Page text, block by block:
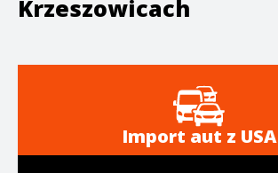
Krzeszowicach
Import aut z USA